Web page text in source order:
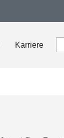
Karriere